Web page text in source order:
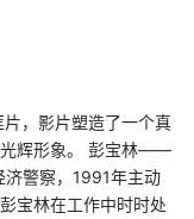
，影片塑造了一个真
光辉形象。 彭宝林——
警察，1991年主动
宝林在工作中时时处